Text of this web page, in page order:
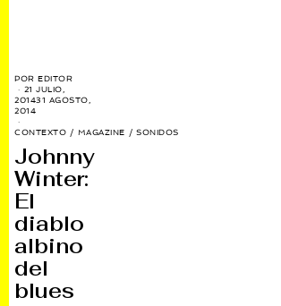
POREDITOR
21 JULIO,
201431 AGOSTO,
2014
CONTEXTO / MAGAZINE / SONIDOS
Johnny
Winter:
El
diablo
albino
del
blues